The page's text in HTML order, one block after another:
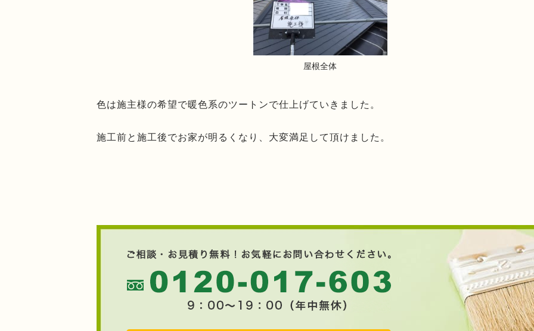
屋根全体
色は施主様の希望で暖色系のツートンで仕上げていきました。
施工前と施工後でお家が明るくなり、大変満足して頂けました。